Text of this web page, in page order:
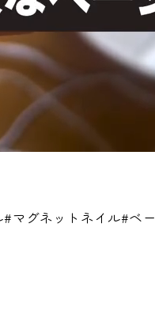
マグネットネイル#ベ